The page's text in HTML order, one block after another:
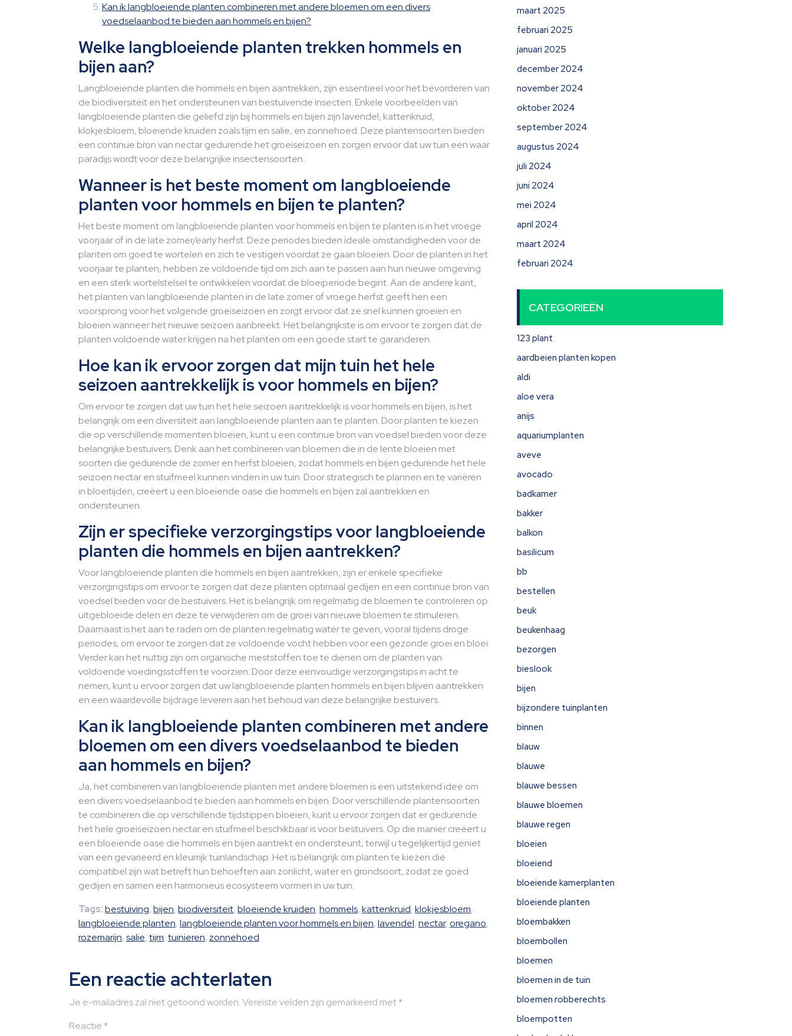
Kan ik langbloeiende planten combineren met andere bloemen om een divers
voedselaanbod te bieden aan hommels en bijen?
Welke langbloeiende planten trekken hommels en
bijen aan?
Langbloeiende planten die hommels en bijen aantrekken, zijn essentieel voor het bevorderen van
de biodiversiteit en het ondersteunen van bestuivende insecten. Enkele voorbeelden van
langbloeiende planten die geliefd zijn bij hommels en bijen zijn lavendel, kattenkruid,
klokjesbloem, bloeiende kruiden zoals tijm en salie, en zonnehoed. Deze plantensoorten bieden
een continue bron van nectar gedurende het groeiseizoen en zorgen ervoor dat uw tuin een waar
paradijs wordt voor deze belangrijke insectensoorten.
Wanneer is het beste moment om langbloeiende
planten voor hommels en bijen te planten?
Het beste moment om langbloeiende planten voor hommels en bijen te planten is in het vroege
voorjaar of in de late zomer/early herfst. Deze periodes bieden ideale omstandigheden voor de
planten om goed te wortelen en zich te vestigen voordat ze gaan bloeien. Door de planten in het
voorjaar te planten, hebben ze voldoende tijd om zich aan te passen aan hun nieuwe omgeving
en een sterk wortelstelsel te ontwikkelen voordat de bloeiperiode begint. Aan de andere kant,
het planten van langbloeiende planten in de late zomer of vroege herfst geeft hen een
voorsprong voor het volgende groeiseizoen en zorgt ervoor dat ze snel kunnen groeien en
bloeien wanneer het nieuwe seizoen aanbreekt. Het belangrijkste is om ervoor te zorgen dat de
planten voldoende water krijgen na het planten om een goede start te garanderen.
Hoe kan ik ervoor zorgen dat mijn tuin het hele
seizoen aantrekkelijk is voor hommels en bijen?
Om ervoor te zorgen dat uw tuin het hele seizoen aantrekkelijk is voor hommels en bijen, is het
belangrijk om een diversiteit aan langbloeiende planten aan te planten. Door planten te kiezen
die op verschillende momenten bloeien, kunt u een continue bron van voedsel bieden voor deze
belangrijke bestuivers. Denk aan het combineren van bloemen die in de lente bloeien met
soorten die gedurende de zomer en herfst bloeien, zodat hommels en bijen gedurende het hele
seizoen nectar en stuifmeel kunnen vinden in uw tuin. Door strategisch te plannen en te variëren
in bloeitijden, creëert u een bloeiende oase die hommels en bijen zal aantrekken en
ondersteunen.
Zijn er specifieke verzorgingstips voor langbloeiende
planten die hommels en bijen aantrekken?
Voor langbloeiende planten die hommels en bijen aantrekken, zijn er enkele specifieke
verzorgingstips om ervoor te zorgen dat deze planten optimaal gedijen en een continue bron van
voedsel bieden voor de bestuivers. Het is belangrijk om regelmatig de bloemen te controleren op
uitgebloeide delen en deze te verwijderen om de groei van nieuwe bloemen te stimuleren.
Daarnaast is het aan te raden om de planten regelmatig water te geven, vooral tijdens droge
periodes, om ervoor te zorgen dat ze voldoende vocht hebben voor een gezonde groei en bloei.
Verder kan het nuttig zijn om organische meststoffen toe te dienen om de planten van
voldoende voedingsstoffen te voorzien. Door deze eenvoudige verzorgingstips in acht te
nemen, kunt u ervoor zorgen dat uw langbloeiende planten hommels en bijen blijven aantrekken
en een waardevolle bijdrage leveren aan het behoud van deze belangrijke bestuivers.
Kan ik langbloeiende planten combineren met andere
bloemen om een divers voedselaanbod te bieden
aan hommels en bijen?
Ja, het combineren van langbloeiende planten met andere bloemen is een uitstekend idee om
een divers voedselaanbod te bieden aan hommels en bijen. Door verschillende plantensoorten
te combineren die op verschillende tijdstippen bloeien, kunt u ervoor zorgen dat er gedurende
het hele groeiseizoen nectar en stuifmeel beschikbaar is voor bestuivers. Op die manier creëert u
een bloeiende oase die hommels en bijen aantrekt en ondersteunt, terwijl u tegelijkertijd geniet
van een gevarieerd en kleurrijk tuinlandschap. Het is belangrijk om planten te kiezen die
compatibel zijn wat betreft hun behoeften aan zonlicht, water en grondsoort, zodat ze goed
gedijen en samen een harmonieus ecosysteem vormen in uw tuin.
Tags:bestuiving,bijen,biodiversiteit,bloeiende kruiden,hommels,kattenkruid,klokjesbloem,
langbloeiende planten,langbloeiende planten voor hommels en bijen,lavendel,nectar,oregano,
rozemarijn,salie,tijm,tuinieren, zonnehoed
Een reactie achterlaten
Je e-mailadres zal niet getoond worden.Vereiste velden zijn gemarkeerd met*
Reactie*
maart 2025
februari 2025
januari 2025
december 2024
november 2024
oktober 2024
september 2024
augustus 2024
juli 2024
juni 2024
mei 2024
april 2024
maart 2024
februari 2024
CATEGORIEËN
123 plant
aardbeien planten kopen
aldi
aloe vera
anijs
aquariumplanten
aveve
avocado
badkamer
bakker
balkon
basilicum
bb
bestellen
beuk
beukenhaag
bezorgen
bieslook
bijen
bijzondere tuinplanten
binnen
blauw
blauwe
blauwe bessen
blauwe bloemen
blauwe regen
bloeien
bloeiend
bloeiende kamerplanten
bloeiende planten
bloembakken
bloembollen
bloemen
bloemen in de tuin
bloemen robberechts
bloempotten